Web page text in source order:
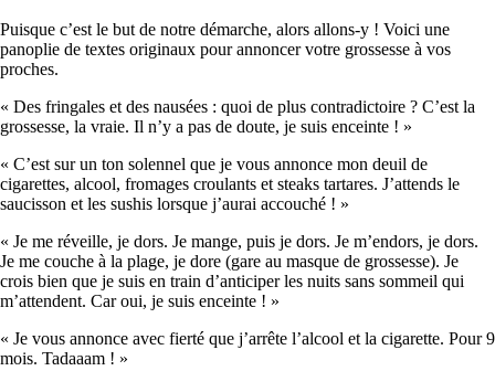
Puisque c’est le but de notre démarche, alors allons-y ! Voici une
panoplie de textes originaux pour annoncer votre grossesse à vos
proches.
« Des fringales et des nausées : quoi de plus contradictoire ? C’est la
grossesse, la vraie. Il n’y a pas de doute, je suis enceinte ! »
« C’est sur un ton solennel que je vous annonce mon deuil de
cigarettes, alcool, fromages croulants et steaks tartares. J’attends le
saucisson et les sushis lorsque j’aurai accouché ! »
« Je me réveille, je dors. Je mange, puis je dors. Je m’endors, je dors.
Je me couche à la plage, je dore (gare au masque de grossesse). Je
crois bien que je suis en train d’anticiper les nuits sans sommeil qui
m’attendent. Car oui, je suis enceinte ! »
« Je vous annonce avec fierté que j’arrête l’alcool et la cigarette. Pour 9
mois. Tadaaam ! »